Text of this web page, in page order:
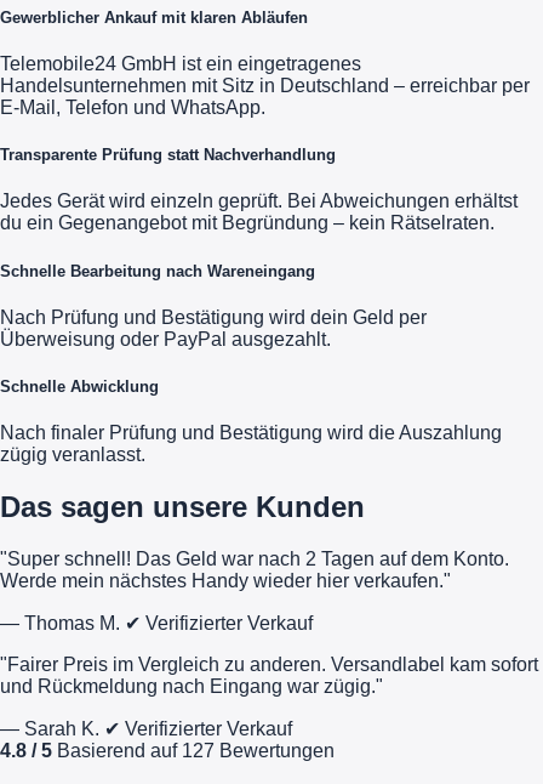
Gewerblicher Ankauf mit klaren Abläufen
Telemobile24 GmbH ist ein eingetragenes
Handelsunternehmen mit Sitz in Deutschland – erreichbar per
E-Mail, Telefon und WhatsApp.
Transparente Prüfung statt Nachverhandlung
Jedes Gerät wird einzeln geprüft. Bei Abweichungen erhältst
du ein Gegenangebot mit Begründung – kein Rätselraten.
Schnelle Bearbeitung nach Wareneingang
Nach Prüfung und Bestätigung wird dein Geld per
Überweisung oder PayPal ausgezahlt.
Schnelle Abwicklung
Nach finaler Prüfung und Bestätigung wird die Auszahlung
zügig veranlasst.
Das sagen unsere Kunden
"Super schnell! Das Geld war nach 2 Tagen auf dem Konto.
Werde mein nächstes Handy wieder hier verkaufen."
— Thomas M. ✔ Verifizierter Verkauf
"Fairer Preis im Vergleich zu anderen. Versandlabel kam sofort
und Rückmeldung nach Eingang war zügig."
— Sarah K. ✔ Verifizierter Verkauf
4.8 / 5 Basierend auf 127 Bewertungen